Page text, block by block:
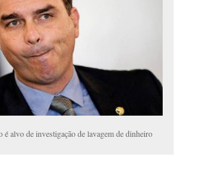
alvo de investigação de lavagem de dinheiro